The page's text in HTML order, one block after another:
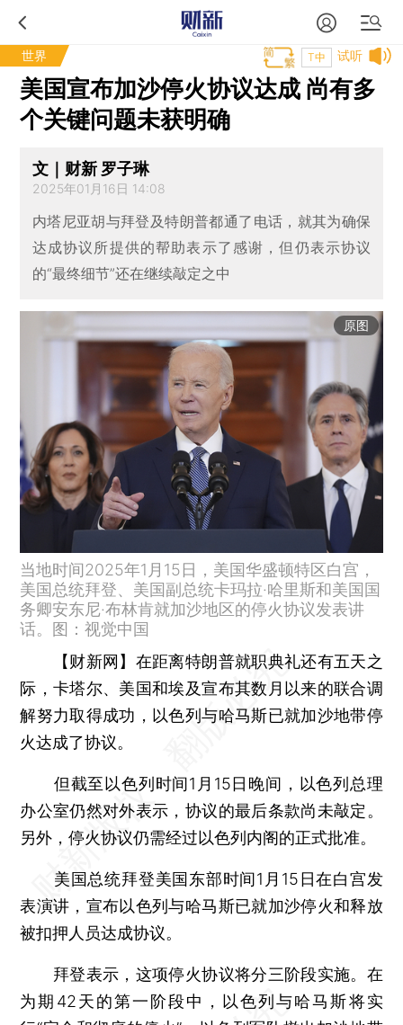
世界 试听
T中
美国宣布加沙停火协议达成 尚有多
个关键问题未获明确
文｜财新 罗子琳
2025年01月16日 14:08
内塔尼亚胡与拜登及特朗普都通了电话，就其为确保
达成协议所提供的帮助表示了感谢，但仍表示协议
的“最终细节”还在继续敲定之中
原图
当地时间2025年1月15日，美国华盛顿特区白宫，
美国总统拜登、美国副总统卡玛拉·哈里斯和美国国
务卿安东尼·布林肯就加沙地区的停火协议发表讲
话。图：视觉中国
【财新网】 在距离特朗普就职典礼还有五天之
际，卡塔尔、美国和埃及宣布其数月以来的联合调
解努力取得成功，以色列与哈马斯已就加沙地带停
火达成了协议。
但截至以色列时间1月15日晚间，以色列总理
办公室仍然对外表示，协议的最后条款尚未敲定。
另外，停火协议仍需经过以色列内阁的正式批准。
美国总统拜登美国东部时间1月15日在白宫发
表演讲，宣布以色列与哈马斯已就加沙停火和释放
被扣押人员达成协议。
拜登表示，这项停火协议将分三阶段实施。在
为期42天的第一阶段中，以色列与哈马斯将实